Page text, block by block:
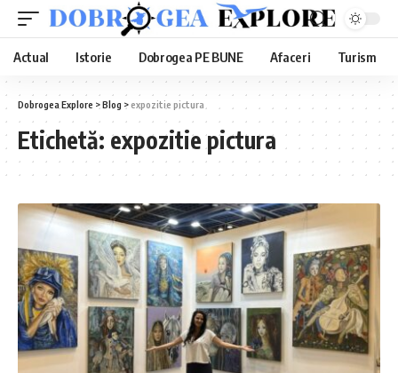
Actual Istorie Dobrogea PE BUNE Afaceri Turism
Dobrogea Explore >Blog >expozitie pictura
Etichetă: expozitie pictura